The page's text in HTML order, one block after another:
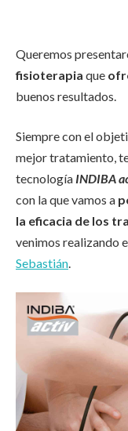
Queremos
fisioterapia que
buenos resultados.
Siempre con el
mejor tratamiento,
tecnología INDIBA
con la que vamos a
la eficacia de los
venimos realizando
Sebastián.